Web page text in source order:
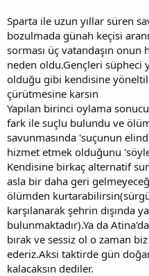
Sparta ile uzun yıllar süren
bozulmada günah keçisi
sorması üç vatandaşın onun
neden oldu.Gençleri süpheci
olduğu gibi kendisine
çürütmesine karsın
Yapılan birinci oylama
fark ile suçlu bulundu ve ölüm
savunmasında 'suçunun
hizmet etmek olduğunu
Kendisine birkaç alternatif
asla bir daha geri
ölümden
karşılanarak şehrin dışında
bulunmaktadır).Ya da
bırak ve sessiz ol o zaman
ederiz.Aksi taktirde gün
kalacaksın dediler.